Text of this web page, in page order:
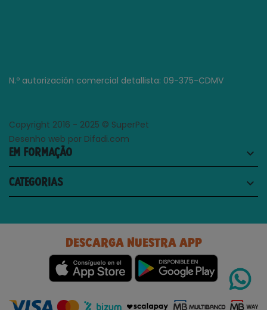
N.º autorización comercial detallista: 09-375-CDMV
Copyright 2016 - 2025 © SuperPet
Desenho web por Difadi.com
EM FORMAÇÃO keyboard_arrow_down
CATEGORIAS keyboard_arrow_down
DESCARGA NUESTRA APP